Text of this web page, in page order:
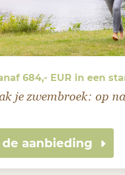
684,- EUR in een
je zwembroek: op
de aanbieding